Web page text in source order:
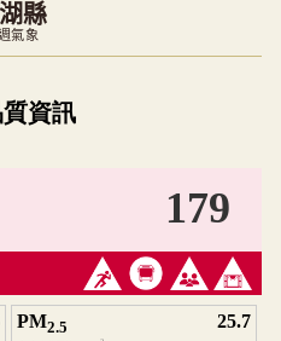
縣
氣象
視覺預覽，完整即時空